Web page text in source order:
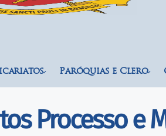
Paróquias e Clero
Processo e